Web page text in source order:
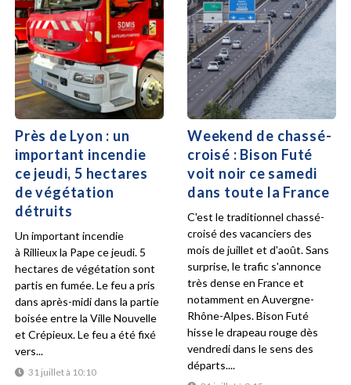
Près de Lyon : un
important incendie
ce jeudi, 5 hectares
de végétation
détruits
31 juillet à 10:10
Un important incendie
à Rillieux la Pape ce jeudi. 5
hectares de végétation sont
partis en fumée. Le feu a pris
dans après-midi dans la partie
boisée entre la Ville Nouvelle
et Crépieux. Le feu a été fixé
vers...
Weekend de chassé-
croisé : Bison Futé
voit noir ce samedi
dans toute la France
C'est le traditionnel chassé-
croisé des vacanciers des
mois de juillet et d'août. Sans
surprise, le trafic s'annonce
très dense en France et
notamment en Auvergne-
Rhône-Alpes. Bison Futé
hisse le drapeau rouge dès
vendredi dans le sens des
départs....